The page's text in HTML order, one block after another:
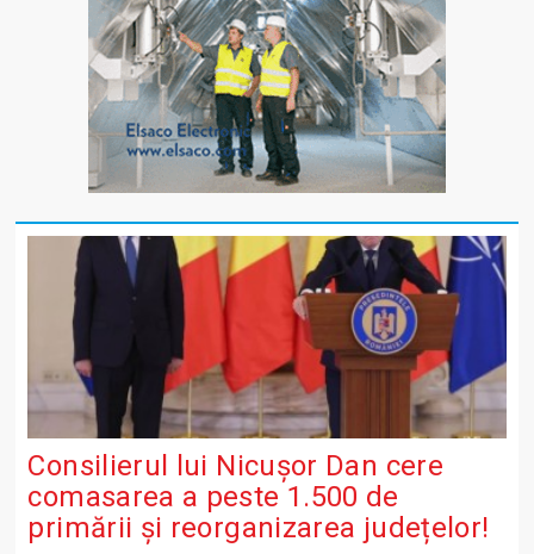
Consilierul lui Nicușor Dan cere
comasarea a peste 1.500 de
primării și reorganizarea județelor!